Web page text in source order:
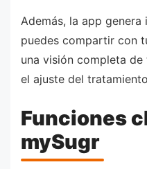
Además, la app
puedes compartir con
una visión completa
el ajuste del
Funciones
mySugr